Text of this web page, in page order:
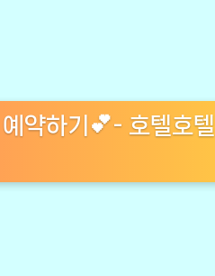
약하기💕- 호텔호텔 |